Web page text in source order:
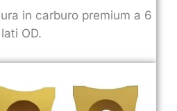
in carburo premium a 6
lati OD.